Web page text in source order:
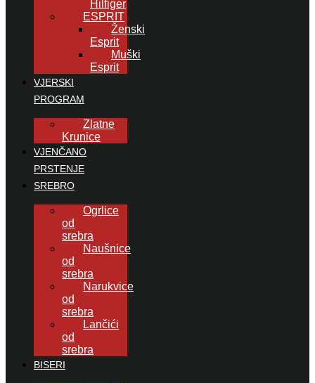
Hilfiger
ESPRIT
Ženski
Esprit
Muški
Esprit
VJERSKI
PROGRAM
Zlatne
Krunice
VJENČANO
PRSTENJE
SREBRO
Ogrlice
od
srebra
Naušnice
od
srebra
Narukvice
od
srebra
Lančići
od
srebra
BISERI